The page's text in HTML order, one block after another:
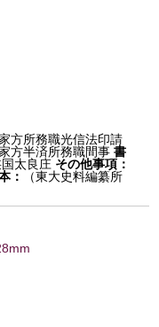
方所務職光信法印請
方半済所務職間事書
太良庄 その他事項：
：
（東大史料編纂所